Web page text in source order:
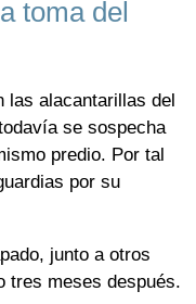
toma del
las alacantarillas del
se sospecha
predio. Por tal
por su
junto a otros
tres meses después.